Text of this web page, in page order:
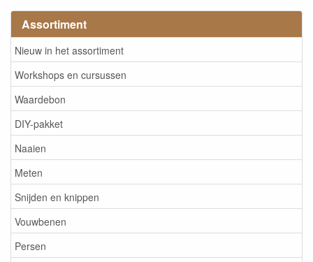
Assortiment
Nieuw in het assortiment
Workshops en cursussen
Waardebon
DIY-pakket
Naaien
Meten
Snijden en knippen
Vouwbenen
Persen